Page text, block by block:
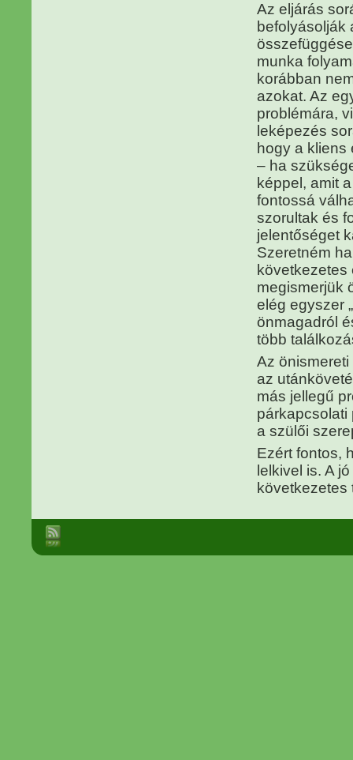
Az eljárás
befolyásolják
munka
korábban
azokat. Az
problémára,
leképezés
hogy a kliens
– ha
képpel, amit
fontossá
szorultak és
jelentőséget
Szeretném
következetes
megismerjük
elég egyszer
önmagadról
több
Az
az
más jellegű
párkapcsolati
a szülői
Ezért fontos,
lelkivel is. A